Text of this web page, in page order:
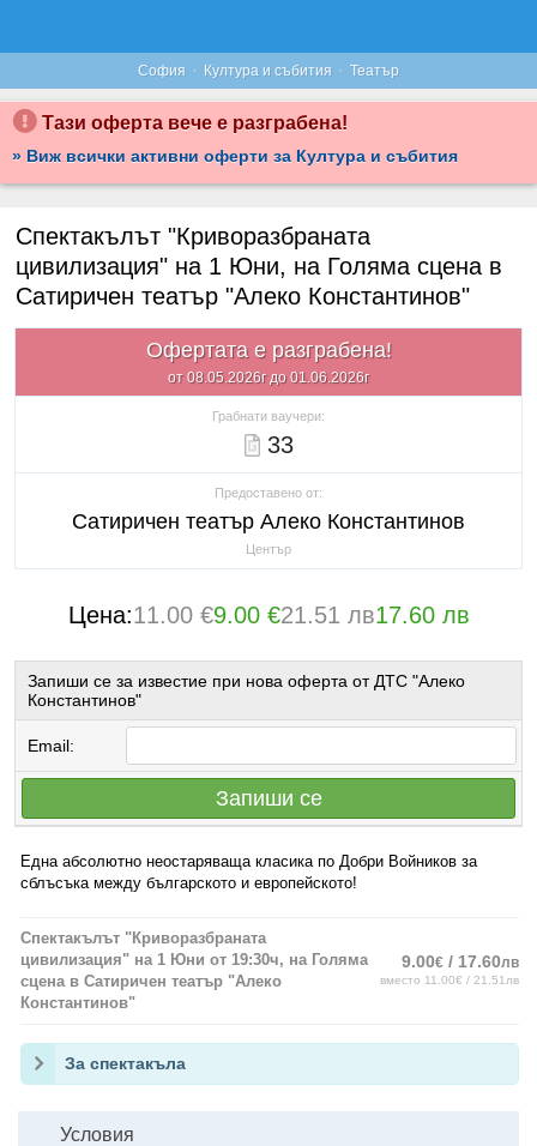
София · Култура и събития · Театър
Тази оферта вече е разграбена!
» Виж всички активни оферти за Култура и събития
Спектакълът "Криворазбраната
цивилизация" на 1 Юни, на Голяма сцена в
Сатиричен театър "Алеко Константинов"
Офертата е разграбена!
от 08.05.2026г до 01.06.2026г
Грабнати ваучери:
33
Предоставено от:
Сатиричен театър Алеко Константинов
Център
Цена:11.00 €9.00 €21.51 лв17.60 лв
Запиши се за известие при нова оферта от ДТС "Алеко
Константинов"
Email:
Запиши се
Една абсолютно неостаряваща класика по Добри Войников за
сблъсъка между българското и европейското!
Спектакълът "Криворазбраната
цивилизация" на 1 Юни от 19:30ч, на Голяма
сцена в Сатиричен театър "Алеко
Константинов"
9.00€ / 17.60лв
вместо 11.00€ / 21.51лв
За спектакъла
Условия